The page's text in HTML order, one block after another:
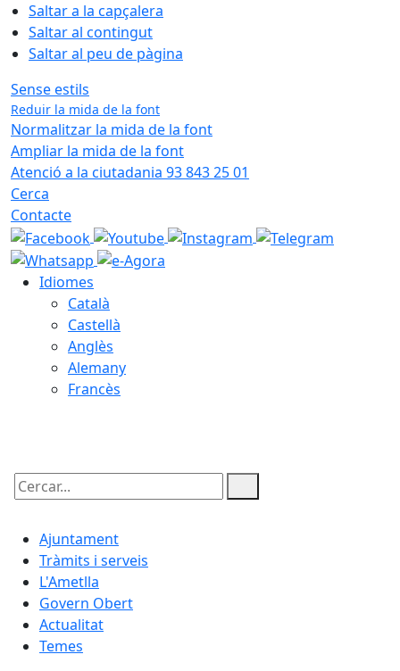
Saltar a la capçalera
Saltar al contingut
Saltar al peu de pàgina
Sense estils
Reduir la mida de la font
Normalitzar la mida de la font
Ampliar la mida de la font
Atenció a la ciutadania 93 843 25 01
Cerca
Contacte
Idiomes
Català
Castellà
Anglès
Alemany
Francès
Cercar:
Ajuntament
Tràmits i serveis
L'Ametlla
Govern Obert
Actualitat
Temes